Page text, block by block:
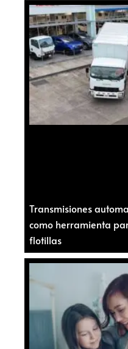
Transmisiones
como herramienta
flotillas